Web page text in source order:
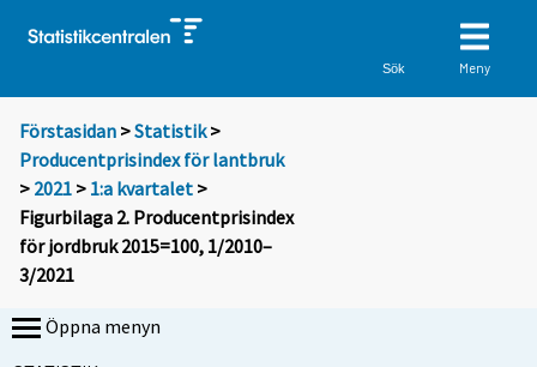
Sök Meny
Förstasidan >Statistik >
Producentprisindex för lantbruk
> 2021 > 1:a kvartalet >
Figurbilaga 2. Producentprisindex
för jordbruk 2015=100, 1/2010–
3/2021
Öppna menyn